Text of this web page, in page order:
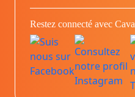
Restez connecté avec Cava